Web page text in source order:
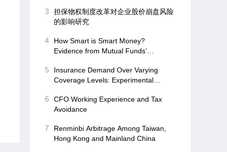
3
担保物权制度改革对企业股价崩盘风险
的影响研究
4
How Smart is Smart Money?
Evidence from Mutual Funds’
5
Insurance Demand Over Varying
Coverage Levels: Experimental
6
CFO Working Experience and Tax
Avoidance
7
Renminbi Arbitrage Among Taiwan,
Hong Kong and Mainland China